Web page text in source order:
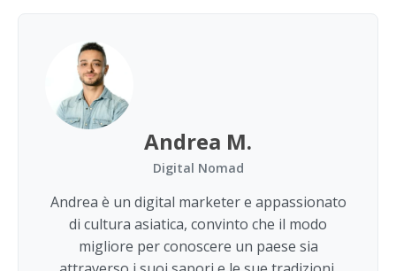
Andrea M.
Digital Nomad
Andrea è un digital marketer e appassionato
di cultura asiatica, convinto che il modo
migliore per conoscere un paese sia